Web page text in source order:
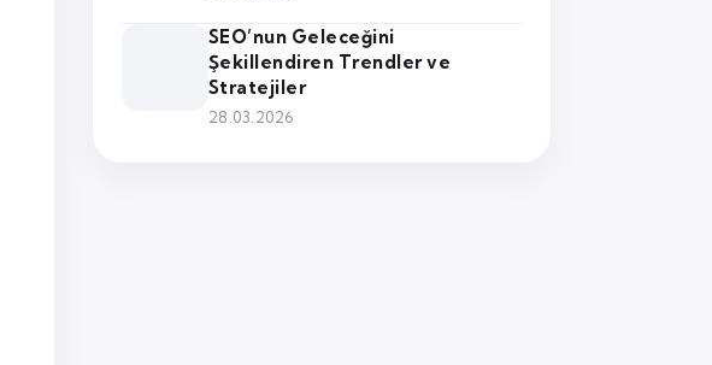
SEO’nun Geleceğini
Şekillendiren Trendler ve
Stratejiler
28.03.2026